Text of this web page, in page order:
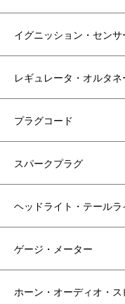
イグニッション・セン
レギュレータ・オルタ
プラグコード
スパークプラグ
ヘッドライト・テール
ゲージ・メーター
ホーン・オーディオ・ス